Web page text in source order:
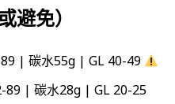
避免）
| 碳水55g | GL 40-49
89 | 碳水28g | GL 20-25